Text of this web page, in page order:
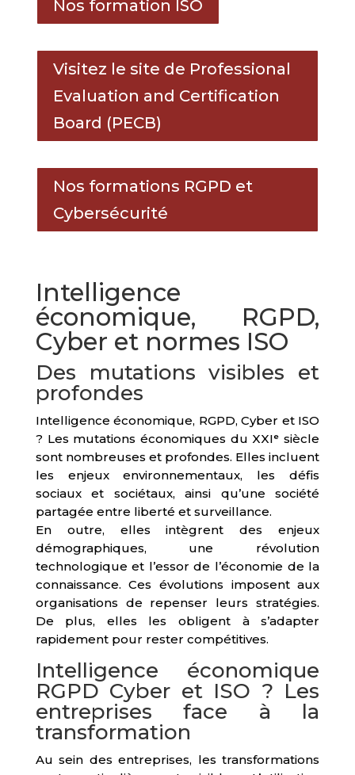
Nos formation ISO
Visitez le site de Professional
Evaluation and Certification
Board (PECB)
Nos formations RGPD et
Cybersécurité
Intelligence
économique, RGPD,
Cyber et normes ISO
Des mutations visibles et
profondes
Intelligence économique, RGPD, Cyber et ISO
? Les mutations économiques du XXIᵉ siècle
sont nombreuses et profondes. Elles incluent
les enjeux environnementaux, les défis
sociaux et sociétaux, ainsi qu’une société
partagée entre liberté et surveillance.
En outre, elles intègrent des enjeux
démographiques, une révolution
technologique et l’essor de l’économie de la
connaissance. Ces évolutions imposent aux
organisations de repenser leurs stratégies.
De plus, elles les obligent à s’adapter
rapidement pour rester compétitives.
Intelligence économique
RGPD Cyber et ISO ? Les
entreprises face à la
transformation
Au sein des entreprises, les transformations